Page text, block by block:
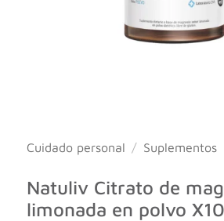
Cuidado personal / Suplementos
Natuliv Citrato de
limonada en polvo